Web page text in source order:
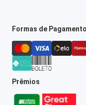
Formas de Pagamento
Prêmios